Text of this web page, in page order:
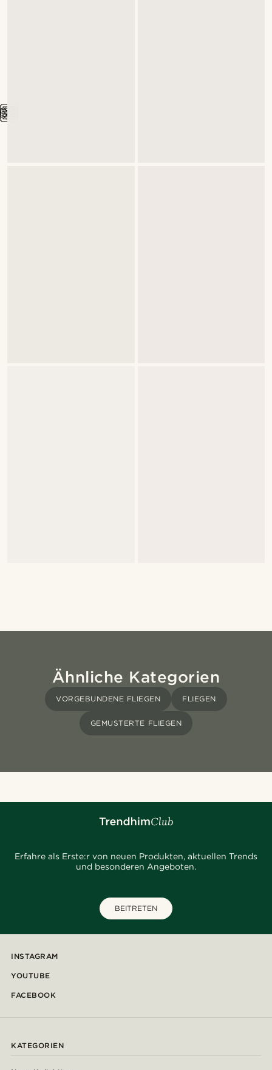
Ähnliche Kategorien
VORGEBUNDENE FLIEGEN FLIEGEN
GEMUSTERTE FLIEGEN
Erfahre als Erste:r von neuen Produkten, aktuellen Trends
und besonderen Angeboten.
BEITRETEN
INSTAGRAM
YOUTUBE
FACEBOOK
KATEGORIEN